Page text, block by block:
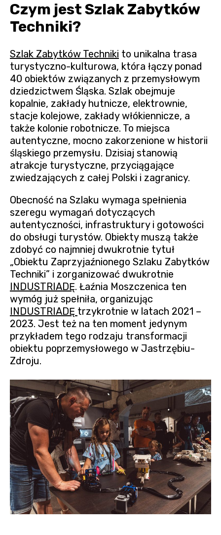
Czym jest Szlak Zabytków
Techniki?
Szlak Zabytków Techniki to unikalna trasa
turystyczno-kulturowa, która łączy ponad
40 obiektów związanych z przemysłowym
dziedzictwem Śląska. Szlak obejmuje
kopalnie, zakłady hutnicze, elektrownie,
stacje kolejowe, zakłady włókiennicze, a
także kolonie robotnicze. To miejsca
autentyczne, mocno zakorzenione w historii
śląskiego przemysłu. Dzisiaj stanowią
atrakcje turystyczne, przyciągające
zwiedzających z całej Polski i zagranicy.
Obecność na Szlaku wymaga spełnienia
szeregu wymagań dotyczących
autentyczności, infrastruktury i gotowości
do obsługi turystów. Obiekty muszą także
zdobyć co najmniej dwukrotnie tytuł
„Obiektu Zaprzyjaźnionego Szlaku Zabytków
Techniki” i zorganizować dwukrotnie
INDUSTRIADĘ. Łaźnia Moszczenica ten
wymóg już spełniła, organizując
INDUSTRIADĘ trzykrotnie w latach 2021 –
2023. Jest też na ten moment jedynym
przykładem tego rodzaju transformacji
obiektu poprzemysłowego w Jastrzębiu-
Zdroju.